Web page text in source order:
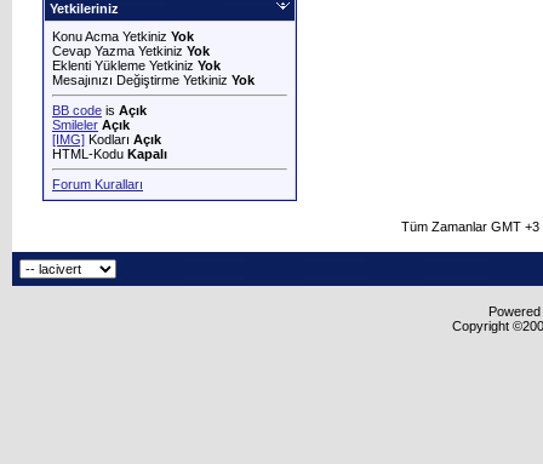
Yetkileriniz
Konu Acma Yetkiniz Yok
Cevap Yazma Yetkiniz Yok
Eklenti Yükleme Yetkiniz Yok
Mesajınızı Değiştirme Yetkiniz Yok
BB code is Açık
Smileler Açık
[IMG] Kodları Açık
HTML-Kodu Kapalı
Forum Kuralları
Tüm Zamanlar GMT
Copyright